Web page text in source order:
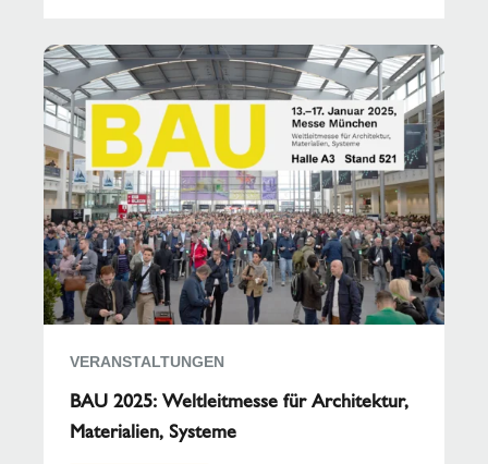
VERANSTALTUNGEN
BAU 2025: Weltleitmesse für Architektur,
Materialien, Systeme